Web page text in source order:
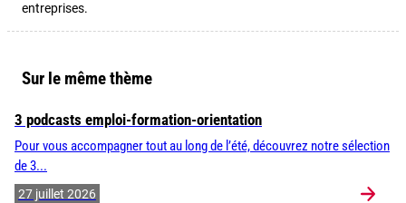
entreprises.
Sur le même thème
3 podcasts emploi-formation-orientation
Pour vous accompagner tout au long de l’été, découvrez notre sélection
de 3...
27 juillet 2026